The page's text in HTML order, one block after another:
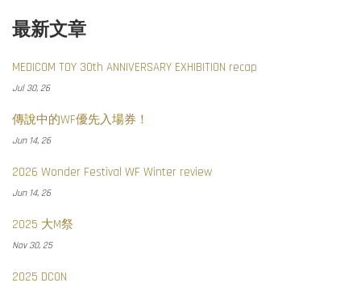
最新文章
MEDICOM TOY 30th ANNIVERSARY EXHIBITION recap
Jul 30, 26
傳說中的WF優先入場券！
Jun 14, 26
2026 Wonder Festival WF Winter review
Jun 14, 26
2025 大M祭
Nov 30, 25
2025 DCON